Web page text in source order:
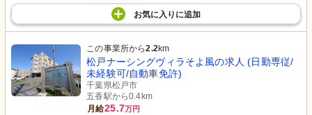
お気に入り に追加
この事業所から2.2km
松戸ナーシングヴィラそよ風の求人 (日勤専従/
未経験可/自動車免許)
千葉県松戸市
五香駅から0.4km
月給25.7万円